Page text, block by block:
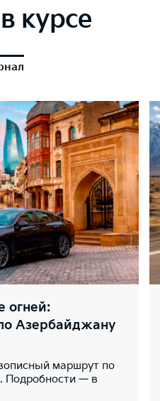
курсе
огней:
Азербайджану
маршрут по
Подробности — в